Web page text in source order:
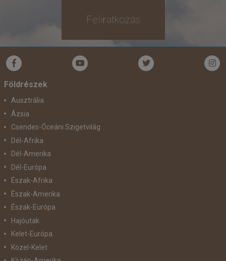
Feliratkozás
Földrészek
Ausztrália
Ázsia
Csendes-Óceáni Szigetvilág
Dél-Afrika
Dél-Amerika
Dél-Európa
Észak-Afrika
Észak-Amerika
Észak-Európa
Hajóutak
Kelet-Európa
Közel-Kelet